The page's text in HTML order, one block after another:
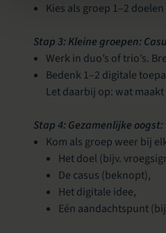
Kies als groep 1–2
Stap 3: Kleine groepen:
Werk in duo’s of trio’s.
Bedenk 1–2 digitale
Let daarbij op: wat
Stap 4: Gezamenlijke
Kom als groep weer bij
Het doel (bijv.
De casus (beknopt),
Het digitale idee,
Eén aandachtspunt